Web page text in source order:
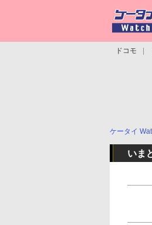
ドコモ
ケータイ
いま